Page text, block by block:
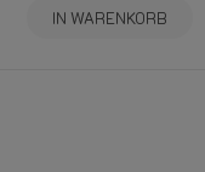
IN WARENKORB